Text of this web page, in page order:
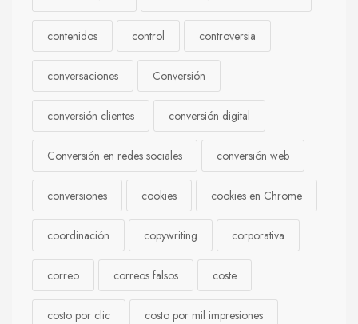
contenidos control controversia
conversaciones Conversión
conversión clientes conversión digital
Conversión en redes sociales conversión web
conversiones cookies cookies en Chrome
coordinación copywriting corporativa
correo correos falsos coste
costo por clic costo por mil impresiones